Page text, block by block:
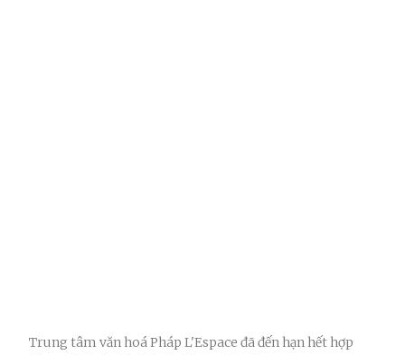
Trung tâm văn hoá Pháp L'Espace đã đến hạn hết hợp